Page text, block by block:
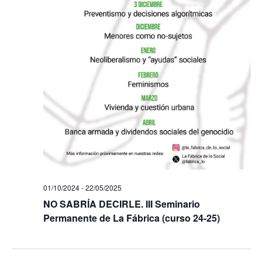
01/10/2024-22/05/2025
NO SABRÍA DECIRLE. III Seminario
Permanente de La Fábrica (curso 24-25)